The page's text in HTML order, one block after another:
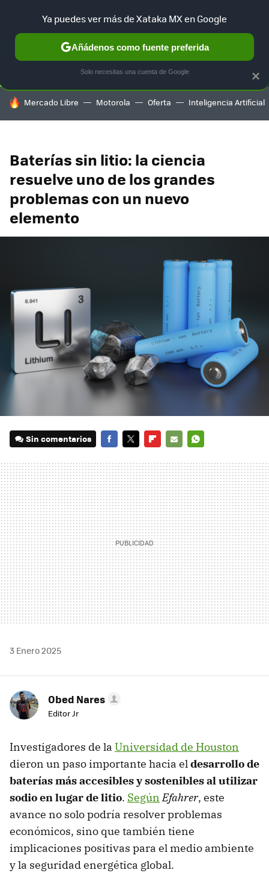
SELECCIÓN GAMING HOME AUTO TERRITORIO
HOY SE HABLA DE
Mercado Libre Motorola Oferta Inteligencia Artificial
Baterías sin litio: la ciencia
resuelve uno de los grandes
problemas con un nuevo
elemento
Sin comentarios
MAIL
3 Enero 2025
Obed Nares
Editor Jr
Investigadores de la Universidad de Houston
dieron un paso importante hacia eldesarrollo de
baterías más accesibles y sostenibles al utilizar
sodio en lugar de litio. Según Efahrer, este
avance no solo podría resolver problemas
económicos, sino que también tiene
implicaciones positivas para el medio ambiente
y la seguridad energética global.
×
Ya puedes ver más de Xataka MX en Google
Añádenos como fuente preferida
Solo necesitas una cuenta de Google